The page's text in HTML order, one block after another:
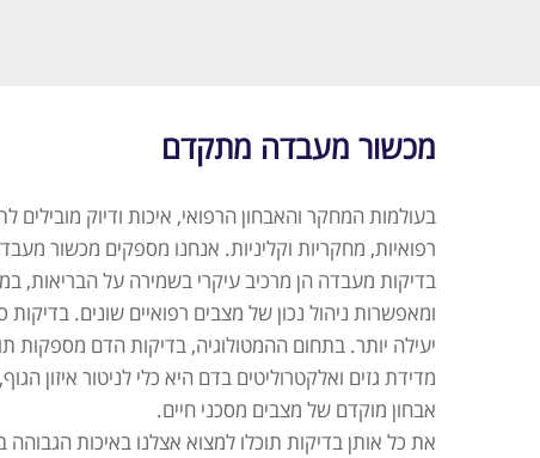
מכשור מעבדה מתקדם
בעולמות המחקר והאבחון הרפואי, איכות ודיוק
רפואיות, מחקריות וקליניות. אנחנו מספקים מכשור
בדיקות מעבדה הן מרכיב עיקרי בשמירה על הבריאות,
ומאפשרות ניהול נכון של מצבים רפואיים שונים.
יעילה יותר. בתחום ההמטולוגיה, בדיקות הדם מספקות
מדידת גזים ואלקטרוליטים בדם היא כלי לניטור איזון
אבחון מוקדם של מצבים מסכני חיים.
את כל אותן בדיקות תוכלו למצוא אצלנו באיכות